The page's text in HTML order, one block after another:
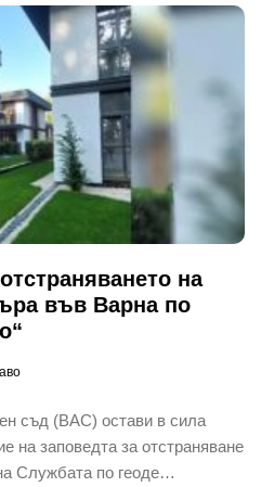
на
във Варна по
съд (ВАС) остави в сила
на заповедта за отстраняване
Службата по геоде…